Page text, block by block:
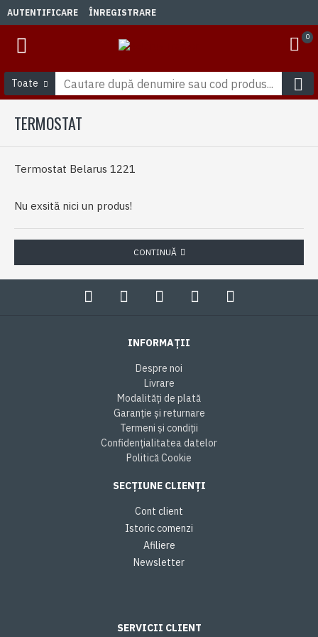
AUTENTIFICARE ÎNREGISTRARE
0
Toate
TERMOSTAT
Termostat Belarus 1221
Nu exsită nici un produs!
CONTINUĂ
INFORMAȚII
Despre noi
Livrare
Modalități de plată
Garanție și returnare
Termeni și condiții
Confidențialitatea datelor
Politică Cookie
SECȚIUNE CLIENȚI
Cont client
Istoric comenzi
Afiliere
Newsletter
SERVICII CLIENT